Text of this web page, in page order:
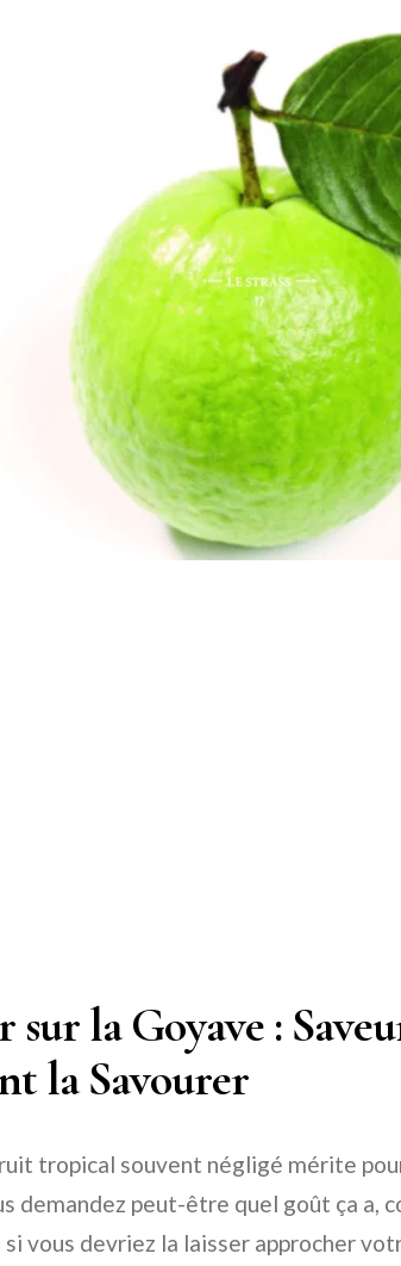
sur la Goyave :
la Savourer
tropical souvent négligé mérite
demandez peut-être quel goût ça a,
vous devriez la laisser approcher